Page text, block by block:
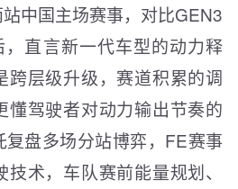
中国主场赛事，对比GEN3
直言新一代车型的动力释
跨层级升级，赛道积累的调
懂驾驶者对动力输出节奏的
盘多场分站博弈，FE赛事
术，车队赛前能量规划、